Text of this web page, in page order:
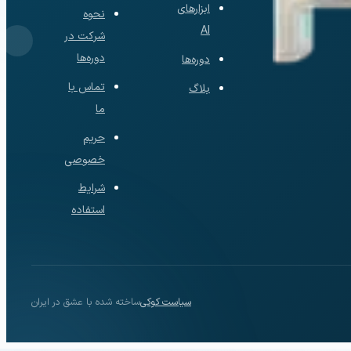
ابزارهای
AI
دوره‌ها
بلاگ
نحوه
شرکت در
دوره‌ها
تماس با
ما
حریم
خصوصی
شرایط
استفاده
سیاست کوکیساخته شده با عشق در ایران